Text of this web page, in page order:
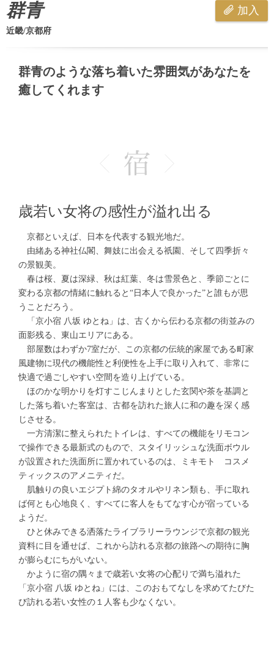
群青 加入
近畿/京都府
群青のような落ち着いた雰囲気があなたを
癒してくれます
歳若い女将の感性が溢れ出る
京都といえば、日本を代表する観光地だ。
由緒ある神社仏閣、舞妓に出会える祇園、そして四季折々
の景観美。
春は桜、夏は深緑、秋は紅葉、冬は雪景色と、季節ごとに
変わる京都の情緒に触れると“日本人で良かった”と誰もが思
うことだろう。
「京小宿 八坂 ゆとね」は、古くから伝わる京都の街並みの
面影残る、東山エリアにある。
部屋数はわずか7室だが、この京都の伝統的家屋である町家
風建物に現代の機能性と利便性を上手に取り入れて、非常に
快適で過ごしやすい空間を造り上げている。
ほのかな明かりを灯すこじんまりとした玄関や茶を基調と
した落ち着いた客室は、古都を訪れた旅人に和の趣を深く感
じさせる。
一方清潔に整えられたトイレは、すべての機能をリモコン
で操作できる最新式のもので、スタイリッシュな洗面ボウル
が設置された洗面所に置かれているのは、ミキモト コスメ
ティックスのアメニティだ。
肌触りの良いエジプト綿のタオルやリネン類も、手に取れ
ば何とも心地良く、すべてに客人をもてなす心が宿っている
ようだ。
ひと休みできる洒落たライブラリーラウンジで京都の観光
資料に目を通せば、これから訪れる京都の旅路への期待に胸
が膨らむにちがいない。
かように宿の隅々まで歳若い女将の心配りで満ち溢れた
「京小宿 八坂 ゆとね」には、このおもてなしを求めてたびた
び訪れる若い女性の１人客も少なくない。